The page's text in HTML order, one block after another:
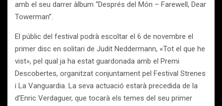
amb el seu darrer àlbum “Després del Món – Farewell, Dear
Towerman”.
El públic del festival podrà escoltar el 6 de novembre el
primer disc en solitari de Judit Neddermann, «Tot el que he
vist», pel qual ja ha estat guardonada amb el Premi
Descobertes, organitzat conjuntament pel Festival Strenes
i La Vanguardia. La seva actuació estarà precedida de la
d’Enric Verdaguer, que tocarà els temes del seu primer